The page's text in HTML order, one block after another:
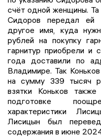
счёт одной женщины.
Сидоров передал ей
другое имя, куда
рублей на покупку
гарнитур приобрели
года доставили по
Владимире. Так
на сумму 339 тысяч
взятки Коньков
подготовке
характеристики
Лисицын был
содержания в июне